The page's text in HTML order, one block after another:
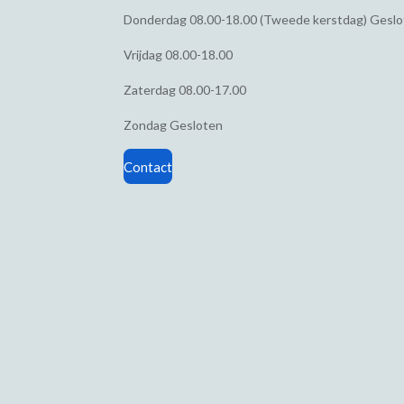
Donderdag08.00-18.00 (Tweede kerstdag)
Vrijdag08.00-18.00
Zaterdag08.00-17.00
ZondagGesloten
Contact